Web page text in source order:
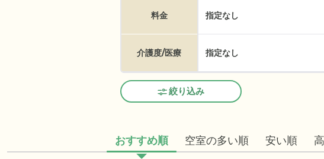
料金 指定なし
介護度/医療 指定なし
絞り込み
おすすめ順 空室の多い順 安い順